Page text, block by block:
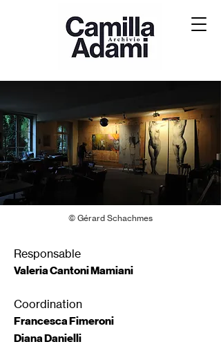
© Gérard Schachmes
Responsable
Valeria Cantoni Mamiani
Coordination
Francesca Fimeroni
Diana Danielli